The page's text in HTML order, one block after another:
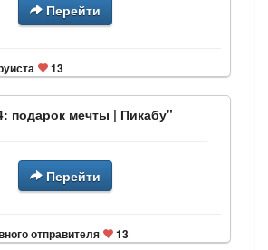
Перейти
13
подарок мечты | Пикабу"
Перейти
отправителя 13